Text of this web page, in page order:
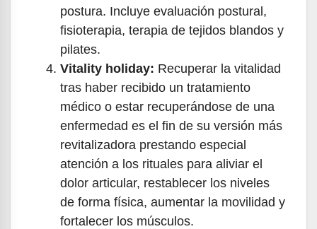
postura. Incluye evaluación postural,
fisioterapia, terapia de tejidos blandos y
pilates.
Vitality holiday: Recuperar la vitalidad
tras haber recibido un tratamiento
médico o estar recuperándose de una
enfermedad es el fin de su versión más
revitalizadora prestando especial
atención a los rituales para aliviar el
dolor articular, restablecer los niveles
de forma física, aumentar la movilidad y
fortalecer los músculos.